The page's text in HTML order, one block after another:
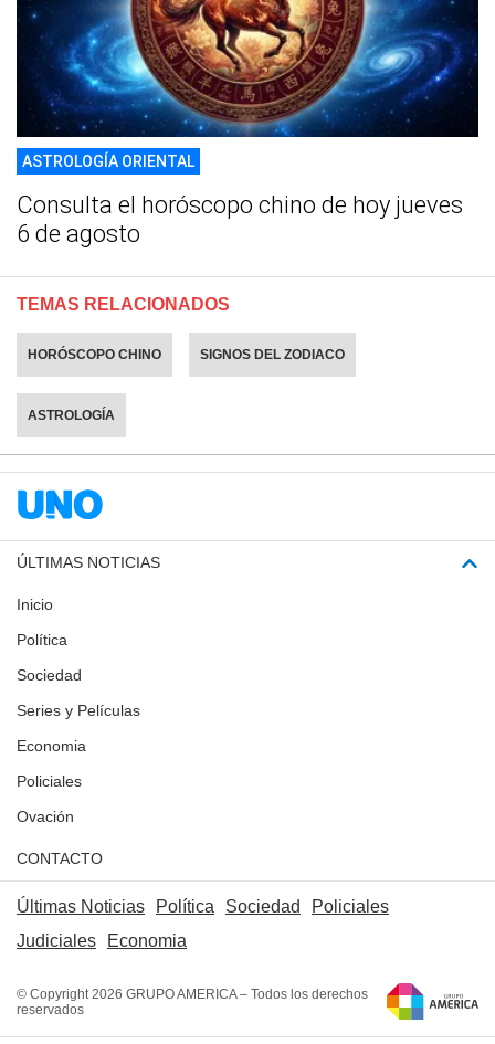
ASTROLOGÍA ORIENTAL
Consulta el horóscopo chino de hoy jueves
6 de agosto
TEMAS RELACIONADOS
HORÓSCOPO CHINO SIGNOS DEL ZODIACO
ASTROLOGÍA
ÚLTIMAS NOTICIAS
Inicio
Política
Sociedad
Series y Películas
Economia
Policiales
Ovación
CONTACTO
Últimas Noticias Política Sociedad
Policiales
Judiciales
Economia
© Copyright 2026 GRUPO AMERICA – Todos los derechos
reservados